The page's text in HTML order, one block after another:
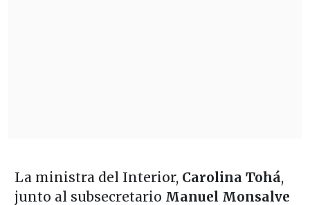
La ministra del Interior, Carolina Tohá,
junto al subsecretario Manuel Monsalve